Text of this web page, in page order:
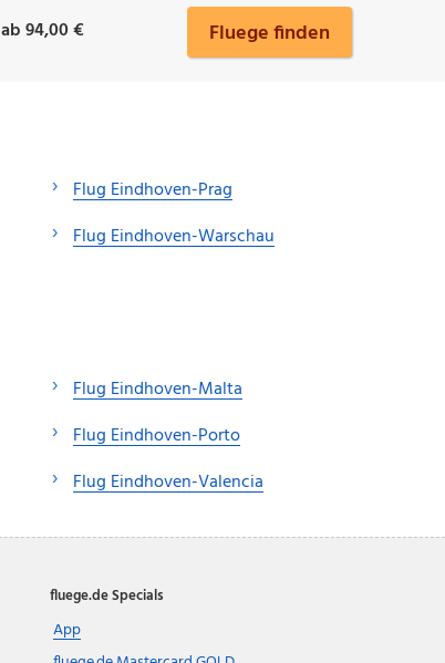
ab 94,00 € Fluege finden
Flug Eindhoven-Prag
Flug Eindhoven-Warschau
Flug Eindhoven-Malta
Flug Eindhoven-Porto
Flug Eindhoven-Valencia